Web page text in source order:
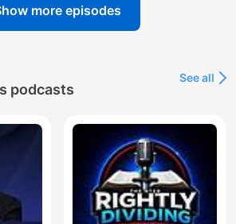
more episodes
podcasts
See all